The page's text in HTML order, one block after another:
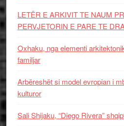
LETËR E ARKIVIT TE NAUM
PERVJETORIN E PARE TE
Oxhaku, nga elementi
familjar
Arbëreshët si model evropian i
kulturor
Sali Shijaku, “Diego Rivera”